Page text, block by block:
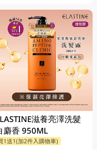
滋養亮澤洗髮
麝香 950ML
1送1(加2件入購物車)